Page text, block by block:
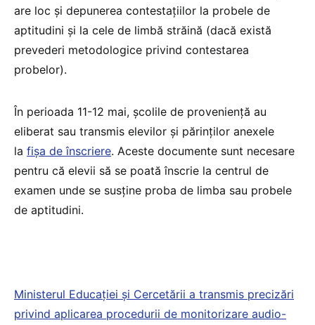
are loc și depunerea contestaţiilor la probele de
aptitudini și la cele de limbă străină (dacă există
prevederi metodologice privind contestarea
probelor).
În perioada 11-12 mai, școlile de proveniență au
eliberat sau transmis elevilor și părinților anexele
la fișa de înscriere. Aceste documente sunt necesare
pentru că elevii să se poată înscrie la centrul de
examen unde se susține proba de limba sau probele
de aptitudini.
Ministerul Educației și Cercetării a transmis precizări
privind aplicarea procedurii de monitorizare audio-